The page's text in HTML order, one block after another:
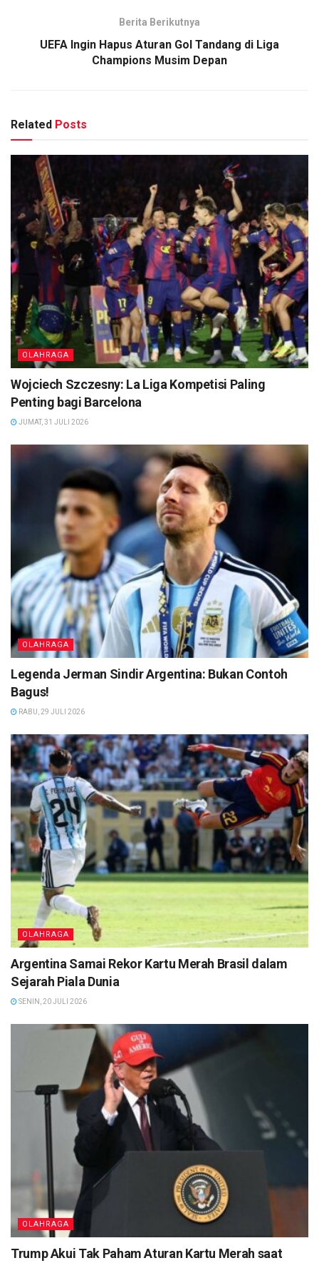
Berita Berikutnya
UEFA Ingin Hapus Aturan Gol Tandang di Liga
Champions Musim Depan
Related Posts
OLAHRAGA
Wojciech Szczesny: La Liga Kompetisi Paling
Penting bagi Barcelona
JUMAT, 31 JULI 2026
OLAHRAGA
Legenda Jerman Sindir Argentina: Bukan Contoh
Bagus!
RABU, 29 JULI 2026
OLAHRAGA
Argentina Samai Rekor Kartu Merah Brasil dalam
Sejarah Piala Dunia
SENIN, 20 JULI 2026
OLAHRAGA
Trump Akui Tak Paham Aturan Kartu Merah saat